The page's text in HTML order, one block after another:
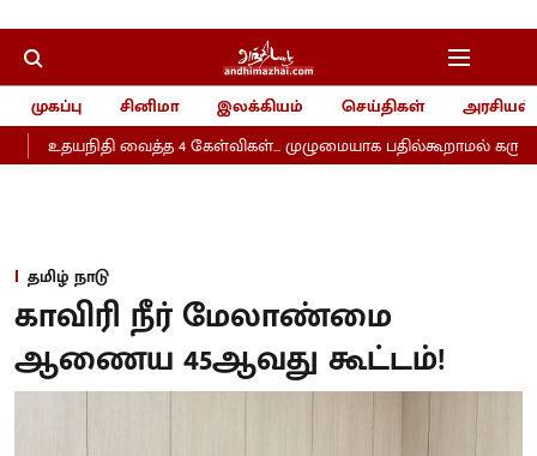
முகப்பு சினிமா இலக்கியம் செய்திகள்
அரசியல்
உதயநிதி வைத்த 4 கேள்விகள்... முழுமையாக பதில்கூறாமல்
தமிழ் நாடு
காவிரி நீர் மேலாண்மை
ஆணைய 45ஆவது கூட்டம்!